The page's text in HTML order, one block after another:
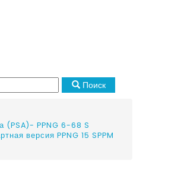
Поиск
(PSA)- PPNG 6-68 S
версия PPNG 15 SPPM